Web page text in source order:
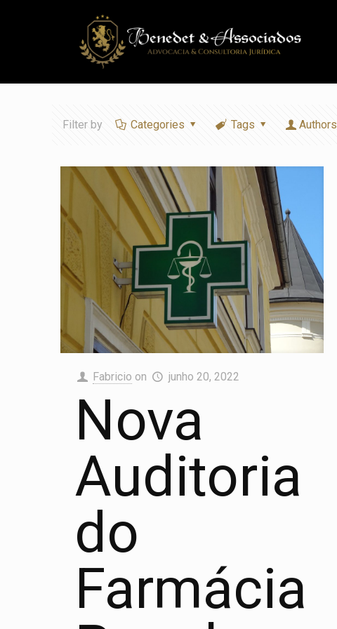
Filter by Categories Tags Authors
Fabricio on junho 20, 2022
Nova
Auditoria
do
Farmácia